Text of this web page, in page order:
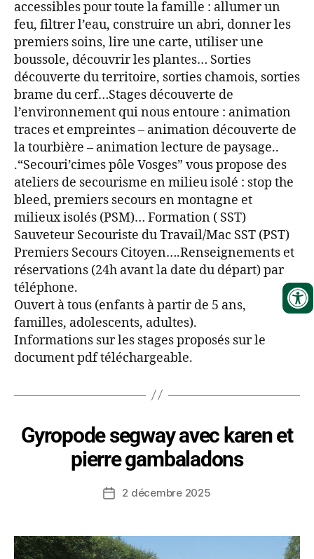
accessibles pour toute la famille : allumer un
feu, filtrer l’eau, construire un abri, donner les
premiers soins, lire une carte, utiliser une
boussole, découvrir les plantes… Sorties
découverte du territoire, sorties chamois, sorties
brame du cerf…Stages découverte de
l’environnement qui nous entoure : animation
traces et empreintes – animation découverte de
la tourbière – animation lecture de paysage..
.“Secouri’cimes pôle Vosges” vous propose des
ateliers de secourisme en milieu isolé : stop the
bleed, premiers secours en montagne et
milieux isolés (PSM)… Formation ( SST)
Sauveteur Secouriste du Travail/Mac SST (PST)
Premiers Secours Citoyen….Renseignements et
réservations (24h avant la date du départ) par
téléphone.
Ouvert à tous (enfants à partir de 5 ans,
familles, adolescents, adultes).
Informations sur les stages proposés sur le
document pdf téléchargeable.
Gyropode segway avec karen et
pierre gambaladons
2 décembre 2025